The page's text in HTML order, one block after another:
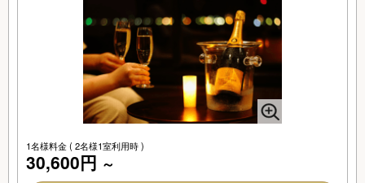
1名様料金( 2名様1室利用時 )
30,600円 ～